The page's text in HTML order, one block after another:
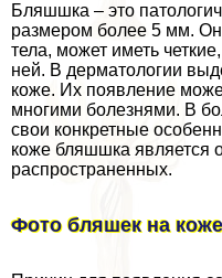
Бляшшка – это
размером более 5 мм.
тела, может иметь
ней. В дерматологии
коже. Их появление
многими болезнями. В
свои конкретные
коже бляшшка является
распространенных.
Фото бляшек на коже